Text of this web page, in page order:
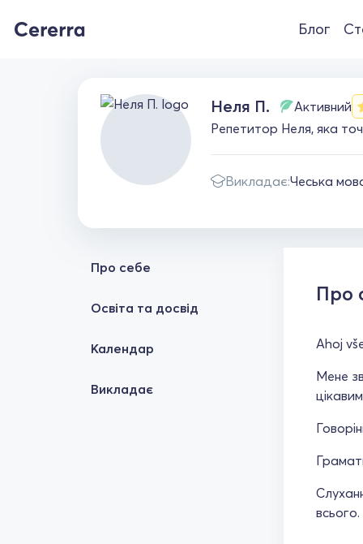
Блог
Неля П.
Активний
Репетитор Неля, яка
Викладає:Чеська
Про себе
Освіта та досвід
Календар
Викладає
Про
Ahoj
Мене
всього.